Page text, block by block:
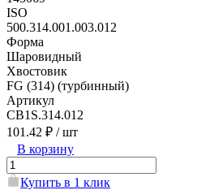
ISO
500.314.001.003.012
Форма
Шаровидный
Хвостовик
FG (314) (турбинный)
Артикул
CB1S.314.012
101.42 ₽ / шт
В корзину
Купить в 1 клик